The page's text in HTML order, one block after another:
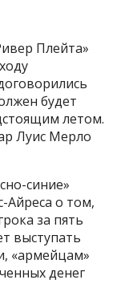
Плейта»
будет
летом.
Луис Мерло
синие»
Айреса о том,
за пять
выступать
«армейцам»
денег